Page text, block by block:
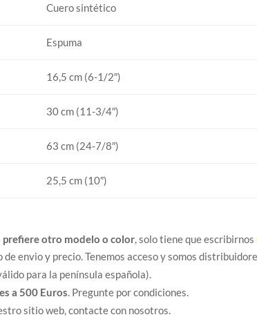
Cuero sintético
Espuma
16,5 cm (6-1/2″)
30 cm (11-3/4″)
63 cm (24-7/8″)
25,5 cm (10″)
prefiere otro modelo o color, solo tiene que escribirnos
envio y precio. Tenemos acceso y somos
para la península española).
a 500 Euros. Pregunte por condiciones.
sitio web, contacte con nosotros.